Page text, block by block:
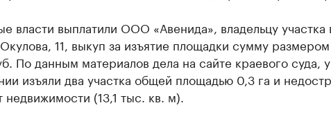
власти выплатили ООО «Авенида», владельцу участка
11, выкуп за изъятие площадки сумму
По данным материалов дела на сайте краевого суда, у
изъяли два участка общей площадью 0,3 га и
недвижимости (13,1 тыс. кв. м).